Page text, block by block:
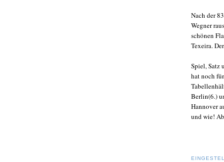
Nach der
Wegner
schönen
Texeira.
Spiel, Satz
hat noch
Berlin(6.)
Hannover
und wie!